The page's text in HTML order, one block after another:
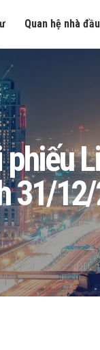
Quan hệ nhà
31/